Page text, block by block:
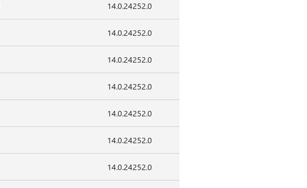
14.0.24252.0
14.0.24252.0
14.0.24252.0
14.0.24252.0
14.0.24252.0
14.0.24252.0
14.0.24252.0